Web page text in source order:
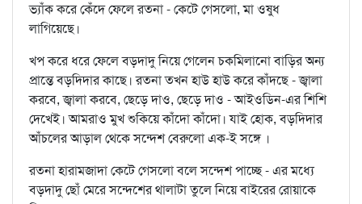
ভ্যাঁক করে কেঁদে ফেলে রতনা - কেটে গেসলো, মা ওষুধ
লাগিয়েছে।
খপ করে ধরে ফেলে বড়দাদু নিয়ে গেলেন চকমিলানো বাড়ির অন্য
প্রান্তে বড়দিদার কাছে। রতনা তখন হাউ হাউ করে কাঁদছে - জ্বালা
করবে, জ্বালা করবে, ছেড়ে দাও, ছেড়ে দাও - আইওডিন-এর শিশি
দেখেই। আমরাও মুখ শুকিয়ে কাঁদো কাঁদো। যাই হোক, বড়দিদার
আঁচলের আড়াল থেকে সন্দেশ বেরুলো এক-ই সঙ্গে ।
রতনা হারামজাদা কেটে গেসলো বলে সন্দেশ পাচ্ছে - এর মধ্যে
বড়দাদু ছোঁ মেরে সন্দেশের থালাটা তুলে নিয়ে বাইরের রোয়াকে